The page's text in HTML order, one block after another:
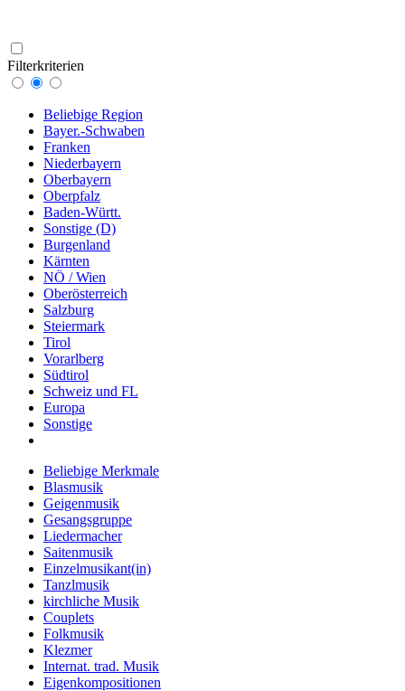
Filterkriterien
Beliebige Region
Bayer.-Schwaben
Franken
Niederbayern
Oberbayern
Oberpfalz
Baden-Württ.
Sonstige (D)
Burgenland
Kärnten
NÖ / Wien
Oberösterreich
Salzburg
Steiermark
Tirol
Vorarlberg
Südtirol
Schweiz und FL
Europa
Sonstige
Beliebige Merkmale
Blasmusik
Geigenmusik
Gesangsgruppe
Liedermacher
Saitenmusik
Einzelmusikant(in)
Tanzlmusik
kirchliche Musik
Couplets
Folkmusik
Klezmer
Internat. trad. Musik
Eigenkompositionen